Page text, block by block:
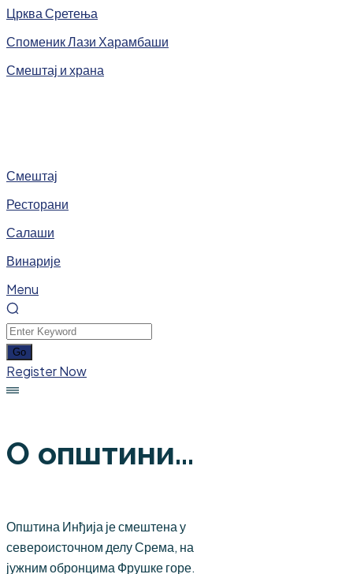
Црква Сретења
Споменик Лази Харамбаши
Смештај и храна
Смештај
Ресторани
Салаши
Винарије
Menu
Register Now
О општини...
Општина Инђија је смештена у
североисточном делу Срема, на
јужним обронцима Фрушке горе.